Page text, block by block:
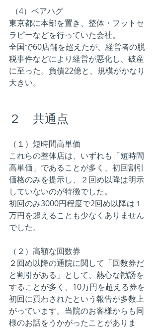
（4）ベアハグ
東京都に本部を置き、整体・フットセ
ラピーなどを行っていた会社。
全国で60店舗を超えたが、経営者の脱
税事件などにより経営が悪化し、破産
に至った。負債22億と、規模がかなり
大きい。
２　共通点
（１）短時間高単価
これらの整体店は、いずれも「短時間
高単価」であることが多く、初回割引
価格のみを提示し、２回め以降は明示
していないのが特徴でした。
初回のみ3000円程度で2回め以降は１
万円を超えることも少なくありません
でした。
（２）高額な回数券
２回め以降の通院に関して「回数券だ
と割引がある」として、熱心な勧誘を
することが多く、10万円を超える券を
初回に買わされたという報告が多数上
がっています。当院のお客様からも同
様のお話をうかがったことがありま